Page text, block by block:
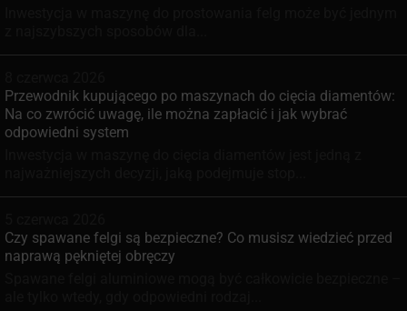
Przewodnik kupującego po maszynach do cięcia diamentów:
Na co zwrócić uwagę, ile można zapłacić i jak wybrać
odpowiedni system
Czy spawane felgi są bezpieczne? Co musisz wiedzieć przed
naprawą pękniętej obręczy